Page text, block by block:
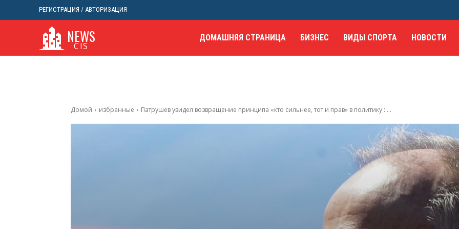
РЕГИСТРАЦИЯ / АВТОРИЗАЦИЯ
NEWS
CIS
ДОМАШНЯЯ СТРАНИЦА БИЗНЕС ВИДЫ СПОРТА НОВОСТИ
Домой избранные Патрушев увидел возвращение принципа «кто сильнее, тот и прав» в политику ::...